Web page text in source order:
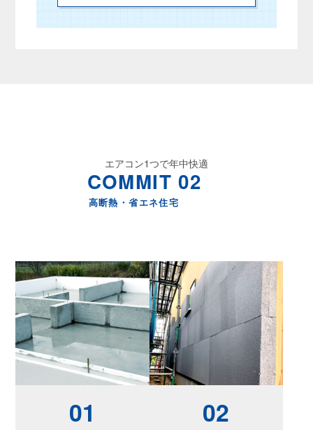
エアコン1つで年中快適
COMMIT 02
高断熱・省エネ住宅
01 02